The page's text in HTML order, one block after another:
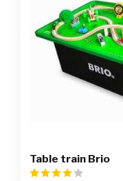
Table train Brio